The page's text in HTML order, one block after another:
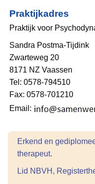
Praktijkadres
Praktijk voor
Sandra Postma-Tijdink
Zwarteweg 20
8171 NZ Vaassen
Tel: 0578-794510
Fax: 0578-701210
Email:
Erkend en
therapeut.
Lid NBVH,